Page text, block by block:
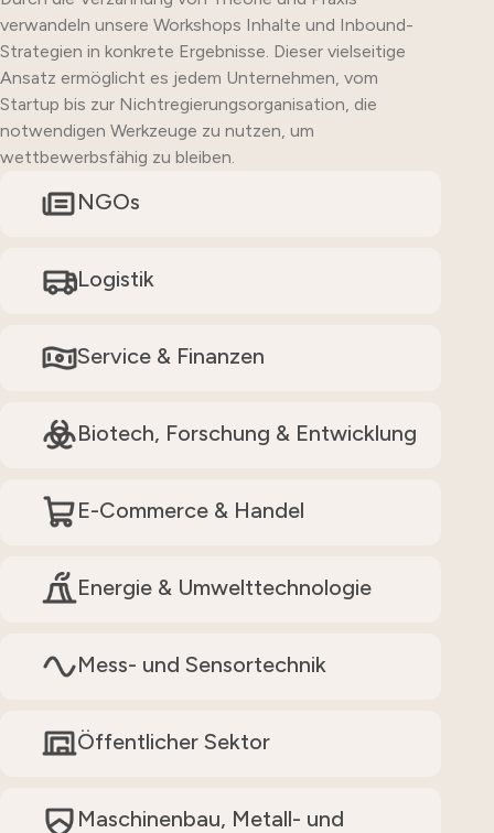
verwandeln unsere Workshops Inhalte und Inbound-
Strategien in konkrete Ergebnisse. Dieser vielseitige
Ansatz ermöglicht es jedem Unternehmen, vom
Startup bis zur Nichtregierungsorganisation, die
notwendigen Werkzeuge zu nutzen, um
wettbewerbsfähig zu bleiben.
NGOs
Logistik
Service & Finanzen
Biotech, Forschung & Entwicklung
E-Commerce & Handel
Energie & Umwelttechnologie
Mess- und Sensortechnik
Öffentlicher Sektor
Maschinenbau, Metall- und